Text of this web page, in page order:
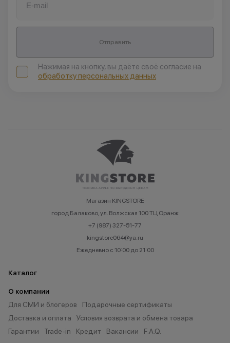
Отправить
Нажимая на кнопку, вы даёте своё согласие на
обработку персональных данных
Магазин KINGSTORE
город Балаково, ул. Волжская 100 ТЦ Оранж
+7 (987) 327-51-77
kingstore064@ya.ru
Ежедневно с 10:00 до 21:00
Каталог
О компании
Для СМИ и блогеров
Подарочные сертификаты
Доставка и оплата
Условия возврата и обмена товара
Гарантии
Trade-in Кредит Вакансии F.A.Q.